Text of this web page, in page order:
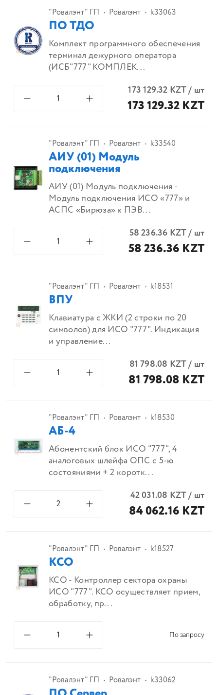
"Ровалэнт" ГП Ровалэнт k33063
ПО ТДО
Комплект программного обеспечения
терминал дежурного оператора
(ИСБ"777" КОМПЛЕК...
173 129.32 KZT/ шт
173 129.32 KZT
"Ровалэнт" ГП Ровалэнт k33540
АИУ (01) Модуль
подключения
АИУ (01) Модуль подключения -
Модуль подключения ИСО «777» и
АСПС «Бирюза» к ПЭВ...
58 236.36 KZT/ шт
58 236.36 KZT
"Ровалэнт" ГП Ровалэнт k18531
ВПУ
Клавиатура с ЖКИ (2 строки по 20
символов) для ИСО "777". Индикация
и управление...
81 798.08 KZT/ шт
81 798.08 KZT
"Ровалэнт" ГП Ровалэнт k18530
АБ-4
Абонентский блок ИСО "777", 4
аналоговых шлейфа ОПС с 5-ю
состояниями + 2 коротк...
42 031.08 KZT/ шт
84 062.16 KZT
"Ровалэнт" ГП Ровалэнт k18527
КСО
КСО - Контроллер сектора охраны
ИСО "777". КСО осуществляет прием,
обработку, пр...
По запросу
"Ровалэнт" ГП Ровалэнт k33062